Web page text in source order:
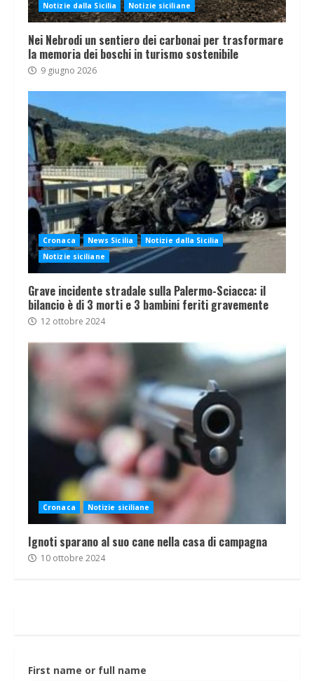
Notizie dalla Sicilia Notizie siciliane
Nei Nebrodi un sentiero dei carbonai per trasformare
la memoria dei boschi in turismo sostenibile
9 giugno 2026
Cronaca News Sicilia
Notizie dalla Sicilia
Notizie siciliane
Grave incidente stradale sulla Palermo-Sciacca: il
bilancio è di 3 morti e 3 bambini feriti gravemente
12 ottobre 2024
Cronaca Notizie siciliane
Ignoti sparano al suo cane nella casa di campagna
10 ottobre 2024
First name or full name